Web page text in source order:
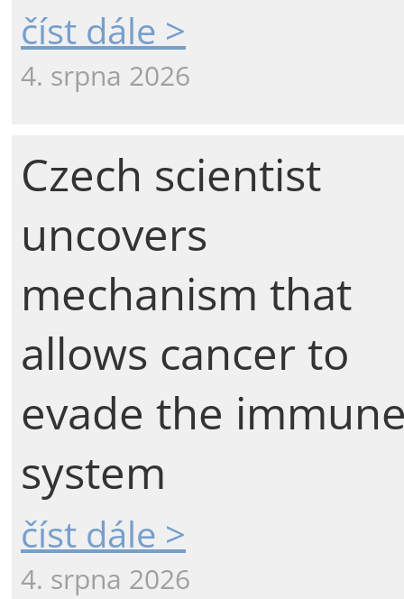
číst dále >
4. srpna 2026
Czech scientist
uncovers
mechanism that
allows cancer to
evade the
system
číst dále >
4. srpna 2026